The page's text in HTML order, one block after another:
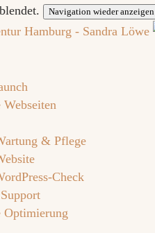
Navigation wieder anzeigen
& Pflege
Check
Optimierung